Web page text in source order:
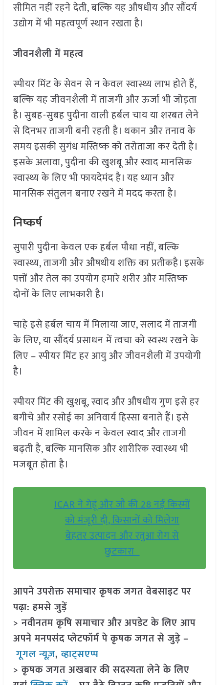
सीमित नहीं रहने देती, बल्कि यह औषधीय और सौंदर्य
उद्योग में भी महत्वपूर्ण स्थान रखता है।
जीवनशैली में महत्व
स्पीयर मिंट के सेवन से न केवल स्वास्थ्य लाभ होते हैं,
बल्कि यह जीवनशैली में ताजगी और ऊर्जा भी जोड़ता
है। सुबह-सुबह पुदीना वाली हर्बल चाय या शरबत लेने
से दिनभर ताजगी बनी रहती है। थकान और तनाव के
समय इसकी सुगंध मस्तिष्क को तरोताजा कर देती है।
इसके अलावा, पुदीना की खुशबू और स्वाद मानसिक
स्वास्थ्य के लिए भी फायदेमंद है। यह ध्यान और
मानसिक संतुलन बनाए रखने में मदद करता है।
निष्कर्ष
सुपारी पुदीना केवल एक हर्बल पौधा नहीं, बल्कि
स्वास्थ्य, ताजगी और औषधीय शक्ति का प्रतीकहै। इसके
पत्तों और तेल का उपयोग हमारे शरीर और मस्तिष्क
दोनों के लिए लाभकारी है।
चाहे इसे हर्बल चाय में मिलाया जाए, सलाद में ताजगी
के लिए, या सौंदर्य प्रसाधन में त्वचा को स्वस्थ रखने के
लिए – स्पीयर मिंट हर आयु और जीवनशैली में उपयोगी
है।
स्पीयर मिंट की खुशबू, स्वाद और औषधीय गुण इसे हर
बगीचे और रसोई का अनिवार्य हिस्सा बनाते हैं। इसे
जीवन में शामिल करके न केवल स्वाद और ताजगी
बढ़ती है, बल्कि मानसिक और शारीरिक स्वास्थ्य भी
मजबूत होता है।
ICAR ने गेहूं और जौ की 28 नई किस्मों
को मंजूरी दी, किसानों को मिलेगा
बेहतर उत्पादन और रतुआ रोग से
छुटकारा
आपने उपरोक्त समाचार कृषक जगत वेबसाइट पर
पढ़ा: हमसे जुड़ें
> नवीनतम कृषि समाचार और अपडेट के लिए आप
अपने मनपसंद प्लेटफॉर्म पे कृषक जगत से जुड़े –
गूगल न्यूज़,व्हाट्सएप्प
> कृषक जगत अखबार की सदस्यता लेने के लिए